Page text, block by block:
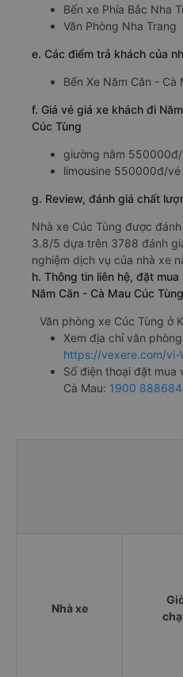
Bến xe Phía Bắc Nha
Văn Phòng Nha Trang
e. Các điểm trả khách của
Bến Xe Năm Căn - Cà
f. Giá vé giá xe khách đi
Cúc Tùng
giường nằm
limousine 550000đ/vé
g. Review, đánh giá chất
Nhà xe Cúc Tùng được
3.8/5 dựa trên 3788 đánh
nghiệm dịch vụ của nhà xe
h. Thông tin liên hệ, đặt
Năm Căn - Cà Mau Cúc Tùng
Văn phòng xe Cúc Tùng ở
Xem địa chỉ văn
https://vexere.com/
Số điện thoại đặt mua
Cà Mau: 1900 888684
Nhà xe